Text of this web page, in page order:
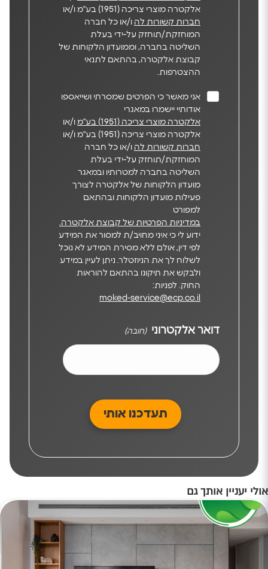
אלקטרה מוצרי צריכה (1951) בע"מ ו/או
חברות קשורות לה ו/או כל חברה
המוחזקת/תוחזק על-ידי בעלת
השליטה בחברה, וממועדון הלקוחות של
קבוצת אלקטרה, בהתאם לתנאי
ההצטרפות.
אני מאשר כי הפרטים שמסרתי ושייאספו
אודותיי יישמרו במאגרי
אלקטרה מוצרי צריכה (1951) בע"מ
ו/או
אלקטרה מוצרי צריכה (1951) בע"מ ו/או
חברות קשורות לה ו/או כל חברה
המוחזקת/תוחזק על-ידי בעלת
השליטה בחברה למטרותיו ובמאגר
מועדון הלקוחות של אלקטרה לצורך
פעילות מועדון הלקוחות ובהתאם
למפורט
במדיניות הפרטיות של קבוצת אלקטרה.
ידוע לי כי איני מחויב/ת למסור את המידע
לפי דין, אולם ללא מסירת המידע לא נוכל
לשלוח לך את הניוזטלר. ניתן לעיין במידע
ולבקש את תיקונו בהתאם להוראות
החוק. לפניות:
moked-service@ecp.co.il
דואר אלקטרוני (חובה)
אולי יעניין אותך גם